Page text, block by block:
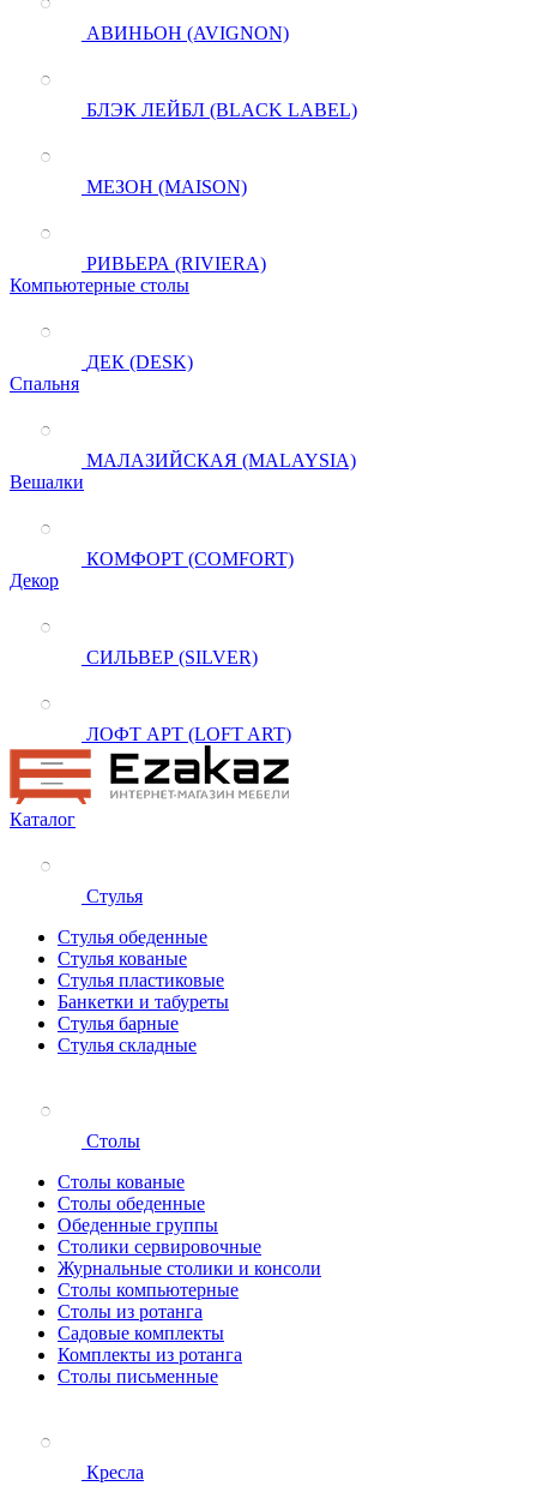
АВИНЬОН (AVIGNON)
БЛЭК ЛЕЙБЛ (BLACK LABEL)
МЕЗОН (MAISON)
РИВЬЕРА (RIVIERA)
Компьютерные столы
ДЕК (DESK)
Спальня
МАЛАЗИЙСКАЯ (MALAYSIA)
Вешалки
КОМФОРТ (COMFORT)
Декор
СИЛЬВЕР (SILVER)
ЛОФТ АРТ (LOFT ART)
Каталог
Стулья
Стулья обеденные
Стулья кованые
Стулья пластиковые
Банкетки и табуреты
Стулья барные
Стулья складные
Столы
Столы кованые
Столы обеденные
Обеденные группы
Столики сервировочные
Журнальные столики и консоли
Столы компьютерные
Столы из ротанга
Садовые комплекты
Комплекты из ротанга
Столы письменные
Кресла